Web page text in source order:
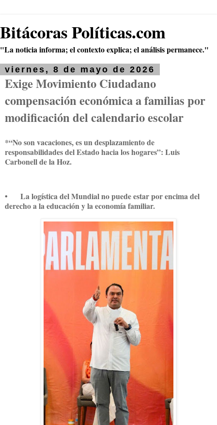
Bitácoras Políticas.com
"La noticia informa; el contexto explica; el análisis permanece."
viernes, 8 de mayo de 2026
Exige Movimiento Ciudadano
compensación económica a familias por
modificación del calendario escolar
*“No son vacaciones, es un desplazamiento de
responsabilidades del Estado hacia los hogares”: Luis
Carbonell de la Hoz.
•
La logística del Mundial no puede estar por encima del
derecho a la educación y la economía familiar.